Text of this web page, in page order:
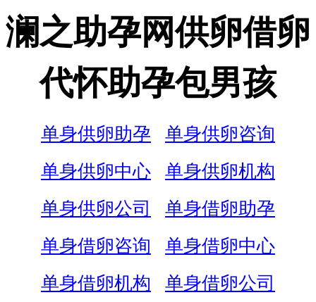
澜之助孕网供卵借卵
代怀助孕包男孩
单身供卵助孕
单身供卵咨询
单身供卵中心
单身供卵机构
单身供卵公司
单身借卵助孕
单身借卵咨询
单身借卵中心
单身借卵机构
单身借卵公司